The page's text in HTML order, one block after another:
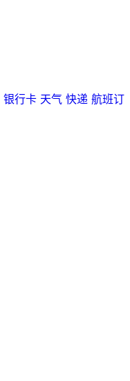
银行卡 天气 快递 航班订